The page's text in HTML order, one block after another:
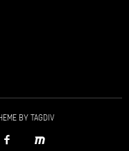
by TagDiv